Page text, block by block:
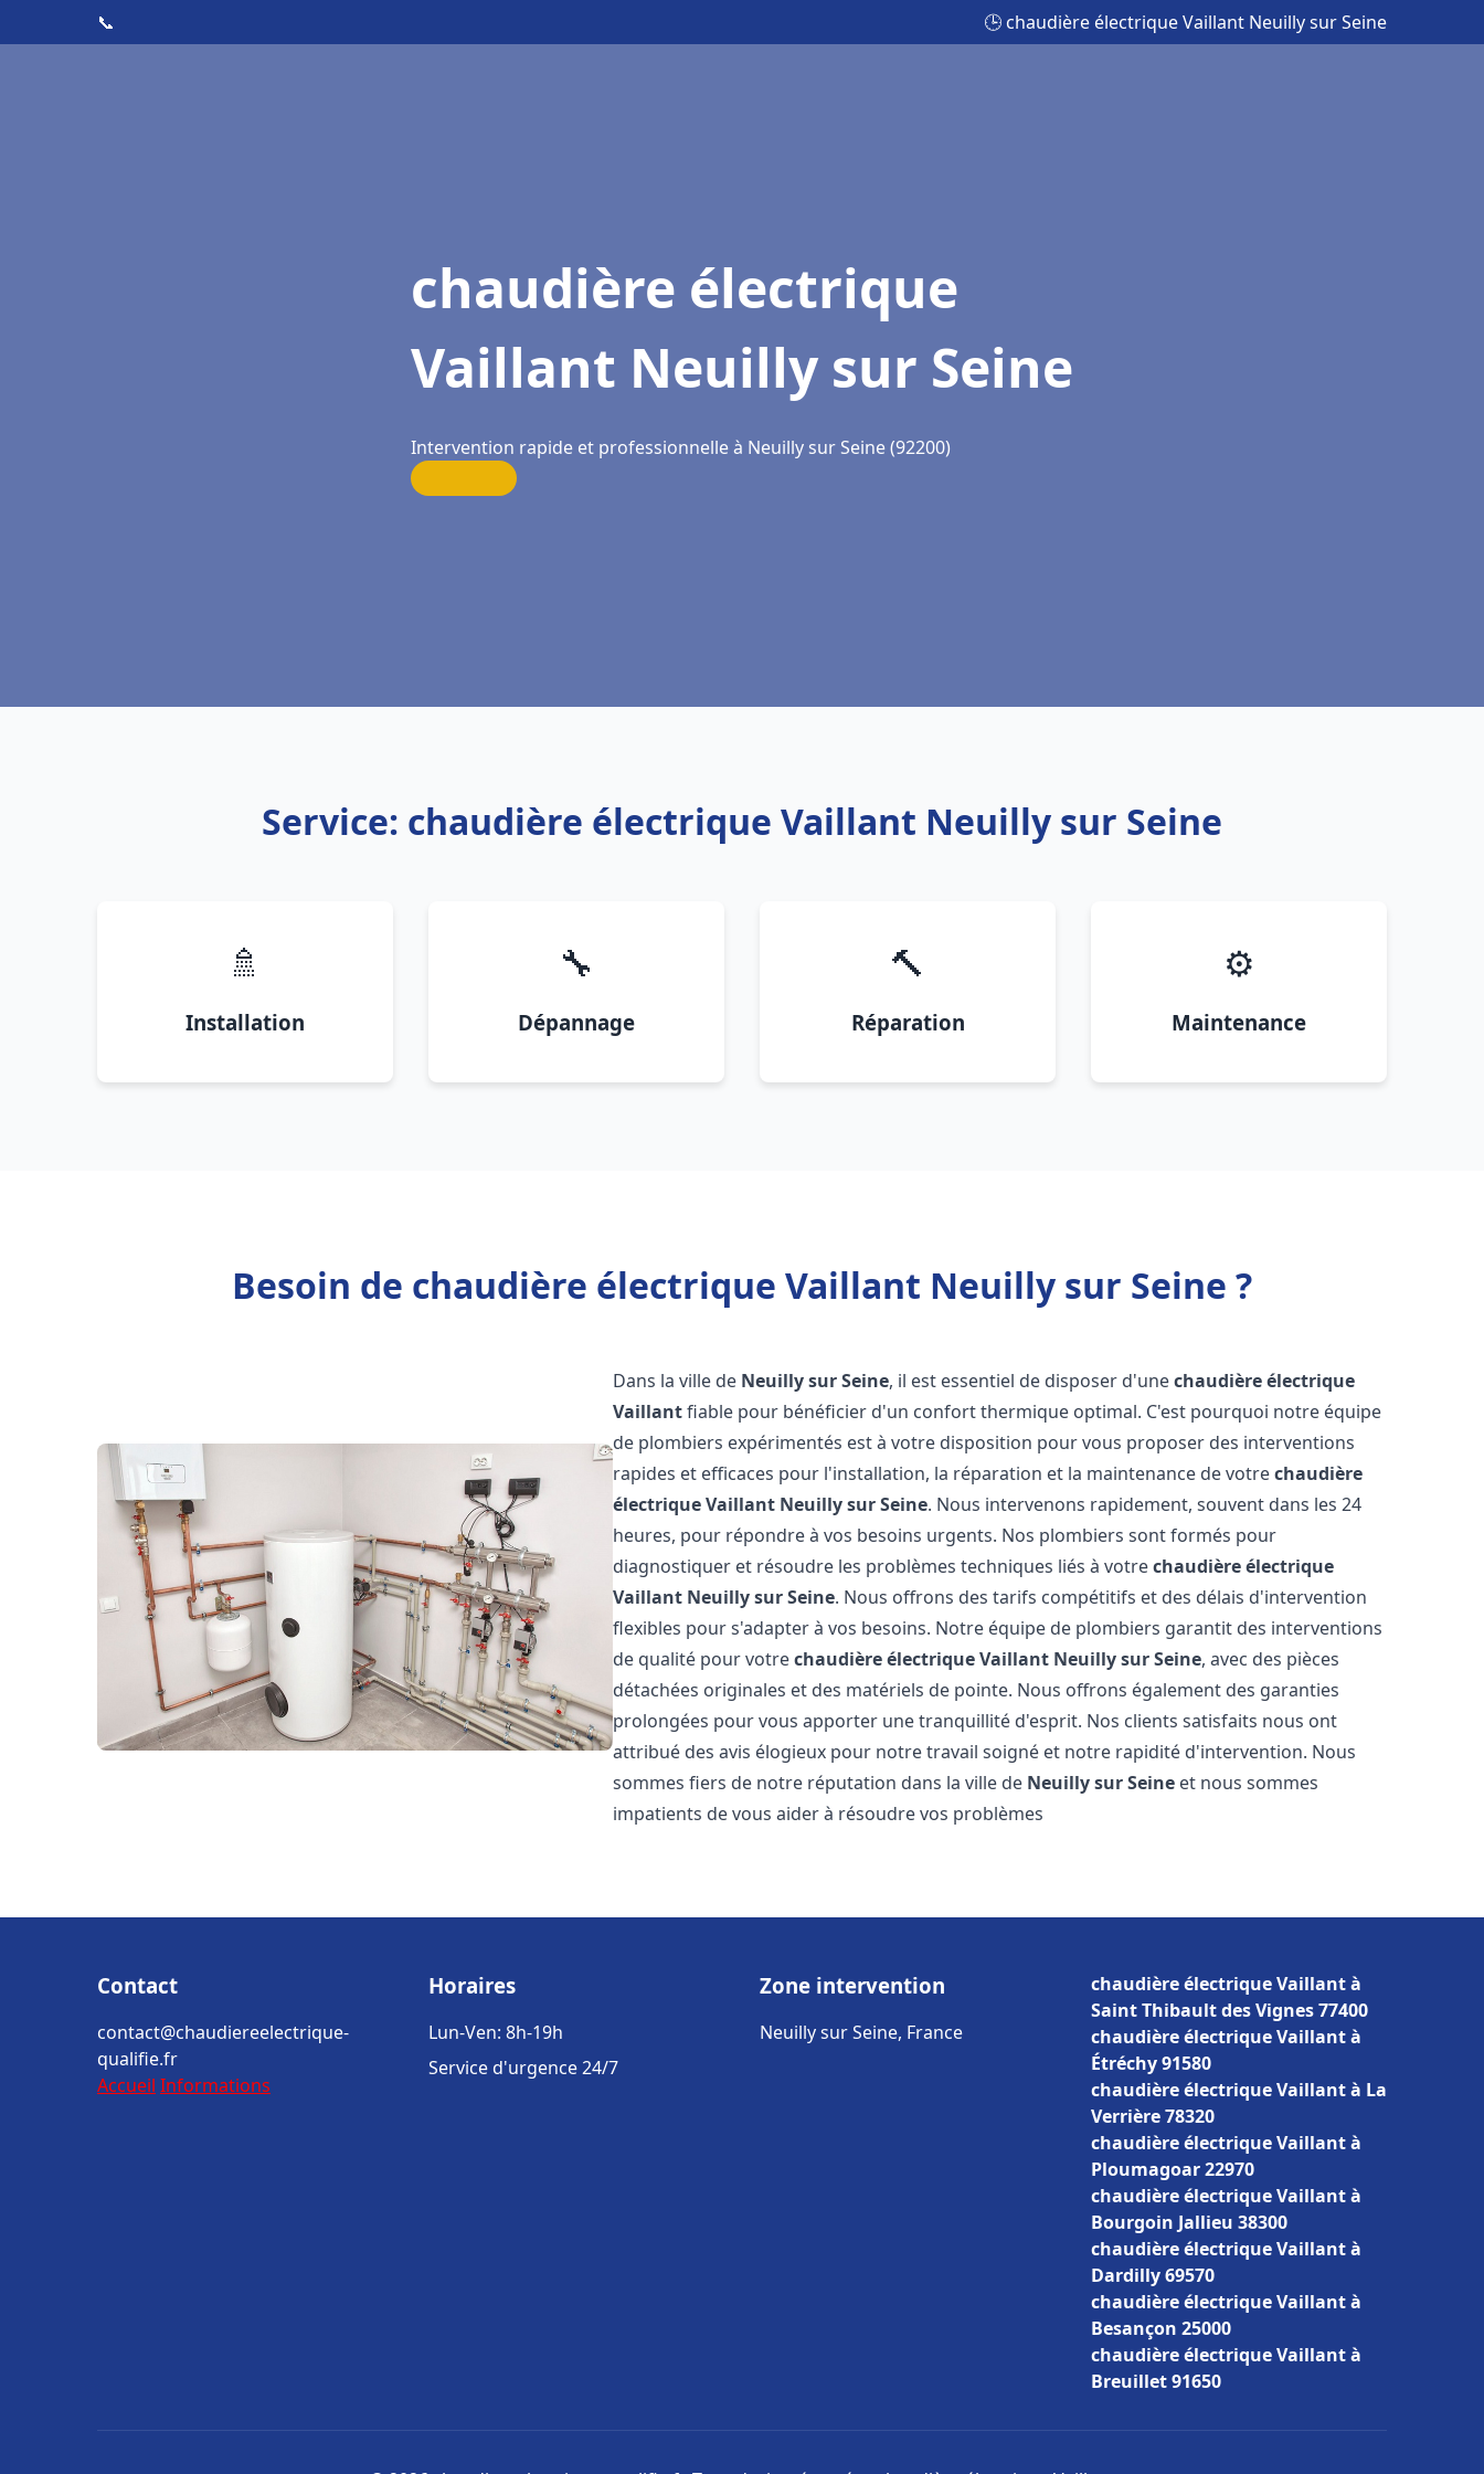
📞 🕒 chaudière électrique Vaillant Neuilly sur Seine
chaudière électrique
Vaillant Neuilly sur Seine
Intervention rapide et professionnelle à Neuilly sur Seine (92200)
Service: chaudière électrique Vaillant Neuilly sur Seine
🚿
Installation
🔧
Dépannage
🔨
Réparation
⚙️
Maintenance
Besoin de chaudière électrique Vaillant Neuilly sur Seine ?
Dans la ville de Neuilly sur Seine, il est essentiel de disposer d'unechaudière électrique
Vaillantfiable pour bénéficier d'un confort thermique optimal. C'est pourquoi notre équipe
de plombiers expérimentés est à votre disposition pour vous proposer des interventions
rapides et efficaces pour l'installation, la réparation et la maintenance de votrechaudière
électrique Vaillant Neuilly sur Seine. Nous intervenons rapidement, souvent dans les 24
heures, pour répondre à vos besoins urgents. Nos plombiers sont formés pour
diagnostiquer et résoudre les problèmes techniques liés à votrechaudière électrique
Vaillant Neuilly sur Seine. Nous offrons des tarifs compétitifs et des délais d'intervention
flexibles pour s'adapter à vos besoins. Notre équipe de plombiers garantit des interventions
de qualité pour votrechaudière électrique Vaillant Neuilly sur Seine, avec des pièces
détachées originales et des matériels de pointe. Nous offrons également des garanties
prolongées pour vous apporter une tranquillité d'esprit. Nos clients satisfaits nous ont
attribué des avis élogieux pour notre travail soigné et notre rapidité d'intervention. Nous
sommes fiers de notre réputation dans la ville de Neuilly sur Seine et nous sommes
impatients de vous aider à résoudre vos problèmes
Contact
contact@chaudiereelectrique-
qualifie.fr
Accueil Informations
Horaires
Lun-Ven: 8h-19h
Service d'urgence 24/7
Zone intervention
Neuilly sur Seine, France
chaudière électrique Vaillant à
Saint Thibault des Vignes 77400
chaudière électrique Vaillant à
Étréchy 91580
chaudière électrique Vaillant à La
Verrière 78320
chaudière électrique Vaillant à
Ploumagoar 22970
chaudière électrique Vaillant à
Bourgoin Jallieu 38300
chaudière électrique Vaillant à
Dardilly 69570
chaudière électrique Vaillant à
Besançon 25000
chaudière électrique Vaillant à
Breuillet 91650